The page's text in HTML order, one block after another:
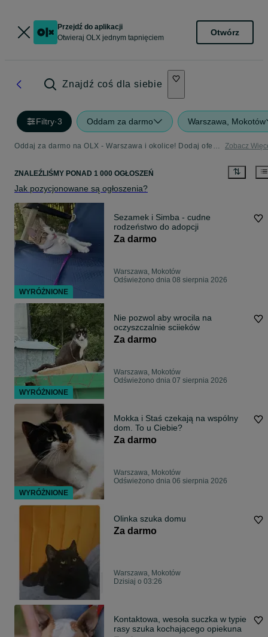
Przejdź do aplikacji
Otwieraj OLX jednym tapnięciem
Otwórz
Znajdź coś dla siebie
Filtry·3 Oddam za darmo Warszawa, Mokotów
Oddaj za darmo na OLX - Warszawa i okolice! Dodaj ofertę w kategorii Oddam za Darmo Zobacz
ZNALEŹLIŚMY PONAD 1 000 OGŁOSZEŃ
Jak pozycjonowane są ogłoszenia?
Sezamek i Simba - cudne
rodzeństwo do adopcji
Za darmo
Warszawa, Mokotów
Odświeżono dnia 08 sierpnia 2026
Nie pozwol aby wrocila na
oczyszczalnie sciieków
Za darmo
Warszawa, Mokotów
Odświeżono dnia 07 sierpnia 2026
Mokka i Staś czekają na wspólny
dom. To u Ciebie?
Za darmo
Warszawa, Mokotów
Odświeżono dnia 06 sierpnia 2026
Olinka szuka domu
Za darmo
Warszawa, Mokotów
Dzisiaj o 03:26
Kontaktowa, wesoła suczka w typie
rasy szuka kochającego opiekuna
WYRÓŻNIONE
WYRÓŻNIONE
WYRÓŻNIONE